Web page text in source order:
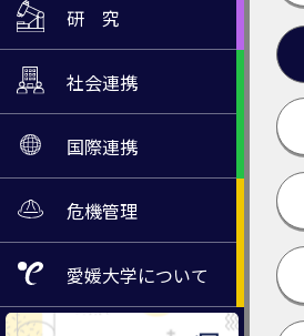
研 究
社会連携
国際連携
危機管理
愛媛大学について